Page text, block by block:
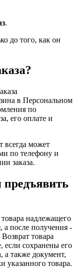
.
до того, как он
в Персональном
по
его оплате и
всегда может
по телефону и
заказа.
предъявить
товара надлежащего
а после получения -
товара
если сохранены его
а также документ,
товара.